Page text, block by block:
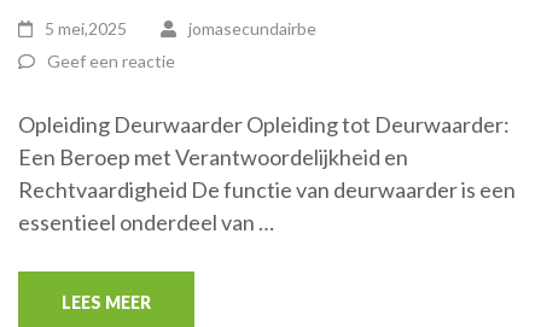
5 mei,2025
jomasecundairbe
Geef een reactie
Opleiding Deurwaarder Opleiding tot Deurwaarder:
Een Beroep met Verantwoordelijkheid en
Rechtvaardigheid De functie van deurwaarder is een
essentieel onderdeel van …
LEES MEER